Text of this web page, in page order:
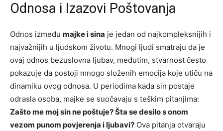
Odnosa i Izazovi Poštovanja
Odnos između majke i sina je jedan od najkompleksnijih i
najvažnijih u ljudskom životu. Mnogi ljudi smatraju da je
ovaj odnos bezuslovna ljubav, međutim, stvarnost često
pokazuje da postoji mnogo složenih emocija koje utiču na
dinamiku ovog odnosa. U periodima kada sin postaje
odrasla osoba, majke se suočavaju s teškim pitanjima:
Zašto me moj sin ne poštuje? Šta se desilo s onom
vezom punom povjerenja i ljubavi? Ova pitanja otvaraju